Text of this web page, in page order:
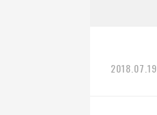
2018.07.19.